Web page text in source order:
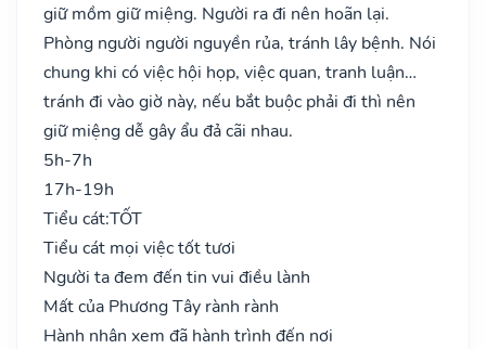
giữ mồm giữ miệng. Người ra đi nên hoãn lại.
Phòng người người nguyền rủa, tránh lây bệnh. Nói
chung khi có việc hội họp, việc quan, tranh luận…
tránh đi vào giờ này, nếu bắt buộc phải đi thì nên
giữ miệng dễ gây ẩu đả cãi nhau.
5h-7h
17h-19h
Tiểu cát:TỐT
Tiểu cát mọi việc tốt tươi
Người ta đem đến tin vui điều lành
Mất của Phương Tây rành rành
Hành nhân xem đã hành trình đến nơi